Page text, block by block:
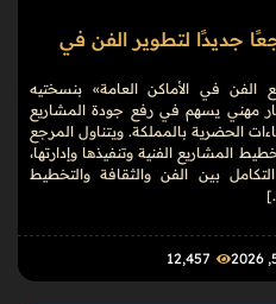
جديدًا لتطوير الفن في
في الأماكن العامة» بنسختيه
مهني يسهم في رفع جودة المشاريع
الحضرية بالمملكة. ويتناول المرجع
المشاريع الفنية وتنفيذها وإدارتها،
بين الفن والثقافة والتخطيط
12٬457